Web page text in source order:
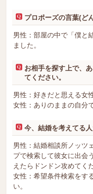
プロポーズの言葉(ど
男性：部屋の中で「僕と
ました。
お相手を探す上で、
てください。
男性：好きだと思える女性
女性：ありのままの自分
今、結婚を考えてる
男性：結婚相談所ノッツ
プで検索して彼女に出会
えたらドンドン攻めてく
女性：希望条件検索をす
い。